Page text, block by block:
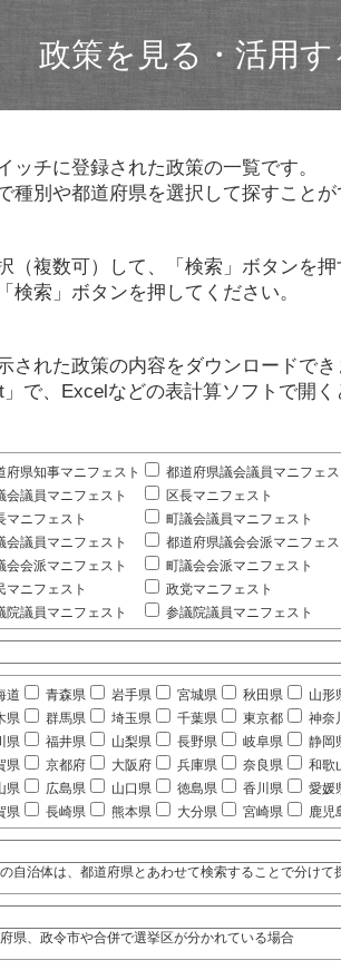
政策を見る・活用す
ッチに登録された政策の一覧です。
種別や都道府県を選択して探すことが
（複数可）して、「検索」ボタンを押
検索」ボタンを押してください。
された政策の内容をダウンロードでき
で、Excelなどの表計算ソフトで開
府県知事マニフェスト 都道府県議会議員マニフェス
会議員マニフェスト
区長マニフェスト
マニフェスト
町議会議員マニフェスト
会議員マニフェスト
都道府県議会会派マニフェス
会会派マニフェスト
町議会会派マニフェスト
マニフェスト
政党マニフェスト
院議員マニフェスト
参議院議員マニフェスト
道 青森県 岩手県 宮城県 秋田県 山形
県
群馬県 埼玉県 千葉県 東京都 神奈
県
福井県 山梨県 長野県 岐阜県 静岡
県
京都府 大阪府 兵庫県 奈良県 和歌
県
広島県 山口県 徳島県 香川県 愛媛
県
長崎県 熊本県 大分県 宮崎県 鹿児
自治体は、都道府県とあわせて検索することで分けて
県、政令市や合併で選挙区が分かれている場合